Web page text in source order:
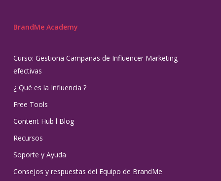
BrandMe Academy
Curso: Gestiona Campañas de Influencer Marketing
efectivas
¿ Qué es la Influencia ?
Free Tools
Content Hub l Blog
Recursos
Soporte y Ayuda
Consejos y respuestas del Equipo de BrandMe